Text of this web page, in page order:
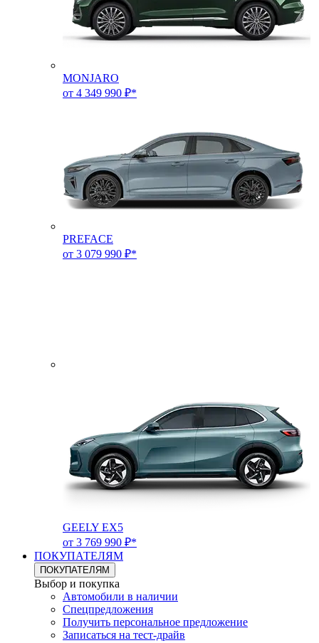
MONJARO
от 4 349 990 ₽*
PREFACE
от 3 079 990 ₽*
GEELY EX5
от 3 769 990 ₽*
ПОКУПАТЕЛЯМ
ПОКУПАТЕЛЯМ
Выбор и покупка
Автомобили в наличии
Спецпредложения
Получить персональное предложение
Записаться на тест-драйв